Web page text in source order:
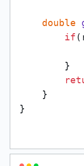
double
if
        }
    }